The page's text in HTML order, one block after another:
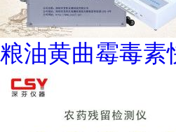
粮油黄曲霉毒素